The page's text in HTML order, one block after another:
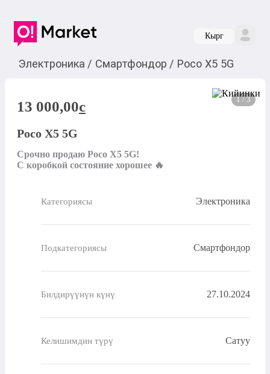
Кырг
Электроника / Смартфондор / Poco X5 5G
1 / 3
13 000,00c
Poco X5 5G
Срочно продаю Poco X5 5G!
С коробкой состояние хорошее 🔥
Категориясы Электроника
Подкатегориясы Смартфондор
Билдирүүнүн күнү 27.10.2024
Келишимдин түрү Сатуу